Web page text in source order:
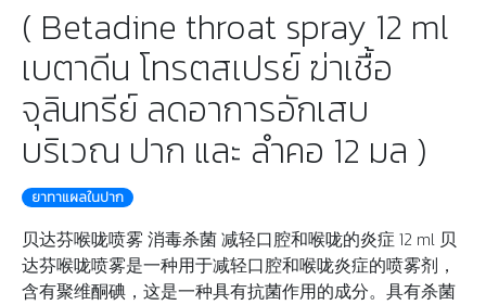
( Betadine throat spray 12 ml
เบตาดีน โทรตสเปรย์ ฆ่าเชื้อ
จุลินทรีย์ ลดอาการอักเสบ
บริเวณ ปาก และ ลำคอ 12 มล )
ยาทาแผลในปาก
贝达芬喉咙喷雾 消毒杀菌 减轻口腔和喉咙的炎症 12 ml 贝
达芬喉咙喷雾是一种用于减轻口腔和喉咙炎症的喷雾剂，
含有聚维酮碘，这是一种具有抗菌作用的成分。具有杀菌